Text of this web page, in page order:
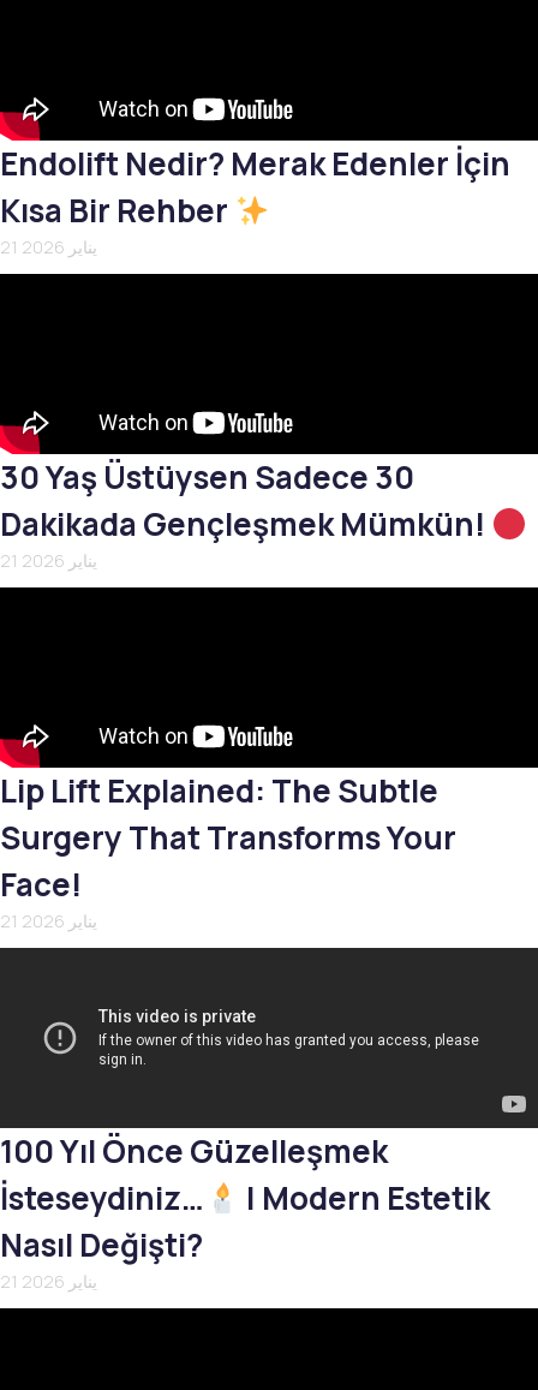
Endolift Nedir? Merak Edenler İçin
Kısa Bir Rehber
21 يناير 2026
30 Yaş Üstüysen Sadece 30
Dakikada Gençleşmek Mümkün!
21 يناير 2026
Lip Lift Explained: The Subtle
Surgery That Transforms Your
Face!
21 يناير 2026
100 Yıl Önce Güzelleşmek
İsteseydiniz…
| Modern Estetik
Nasıl Değişti?
21 يناير 2026